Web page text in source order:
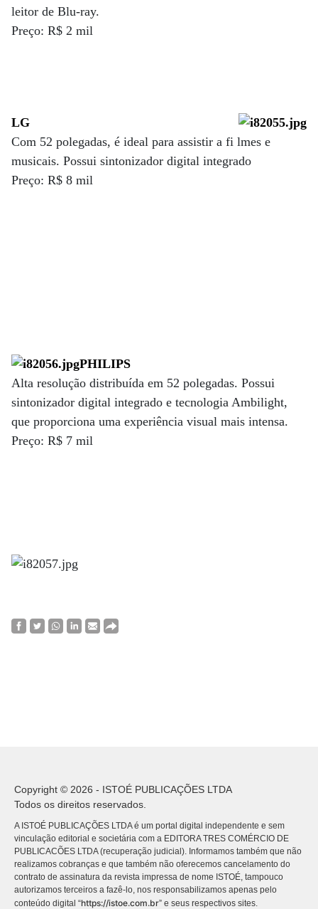
leitor de Blu-ray.
Preço: R$ 2 mil
LG
Com 52 polegadas, é ideal para assistir a fi lmes e
musicais. Possui sintonizador digital integrado
Preço: R$ 8 mil
PHILIPS
Alta resolução distribuída em 52 polegadas. Possui
sintonizador digital integrado e tecnologia Ambilight,
que proporciona uma experiência visual mais intensa.
Preço: R$ 7 mil
Copyright © 2026 - ISTOÉ PUBLICAÇÕES LTDA
Todos os direitos reservados.
A ISTOÉ PUBLICAÇÕES LTDA é um portal digital independente e sem
vinculação editorial e societária com a EDITORA TRES COMÉRCIO DE
PUBLICACÕES LTDA (recuperação judicial). Informamos também que não
realizamos cobranças e que também não oferecemos cancelamento do
contrato de assinatura da revista impressa de nome ISTOÉ, tampouco
autorizamos terceiros a fazê-lo, nos responsabilizamos apenas pelo
conteúdo digital “https://istoe.com.br” e seus respectivos sites.